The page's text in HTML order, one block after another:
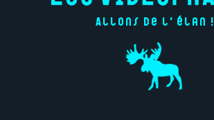
Allons de l'élan !